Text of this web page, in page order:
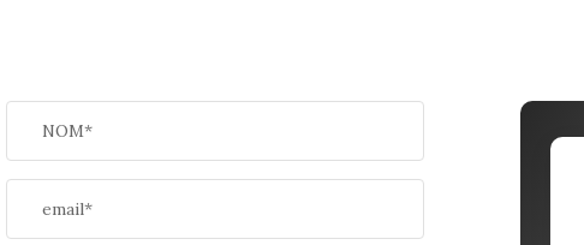
NOM*
email*